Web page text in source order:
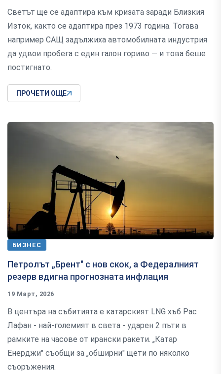
Светът ще се адаптира към кризата заради Близкия
Изток, както се адаптира през 1973 година. Тогава
например САЩ задължиха автомобилната индустрия
да удвои пробега с един галон гориво — и това беше
постигнато.
ПРОЧЕТИ ОЩЕ
БИЗНЕС
Петролът „Брент" с нов скок, а Федералният
резерв вдигна прогнозната инфлация
19 Март, 2026
В центъра на събитията е катарският LNG хъб Рас
Лафан - най-големият в света - ударен 2 пъти в
рамките на часове от ирански ракети. „Катар
Енерджи" съобщи за „обширни" щети по няколко
съоръжения.